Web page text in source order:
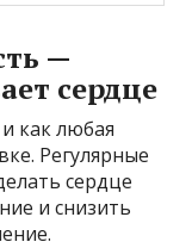
—
сердце
как любая
Регулярные
сердце
и снизить